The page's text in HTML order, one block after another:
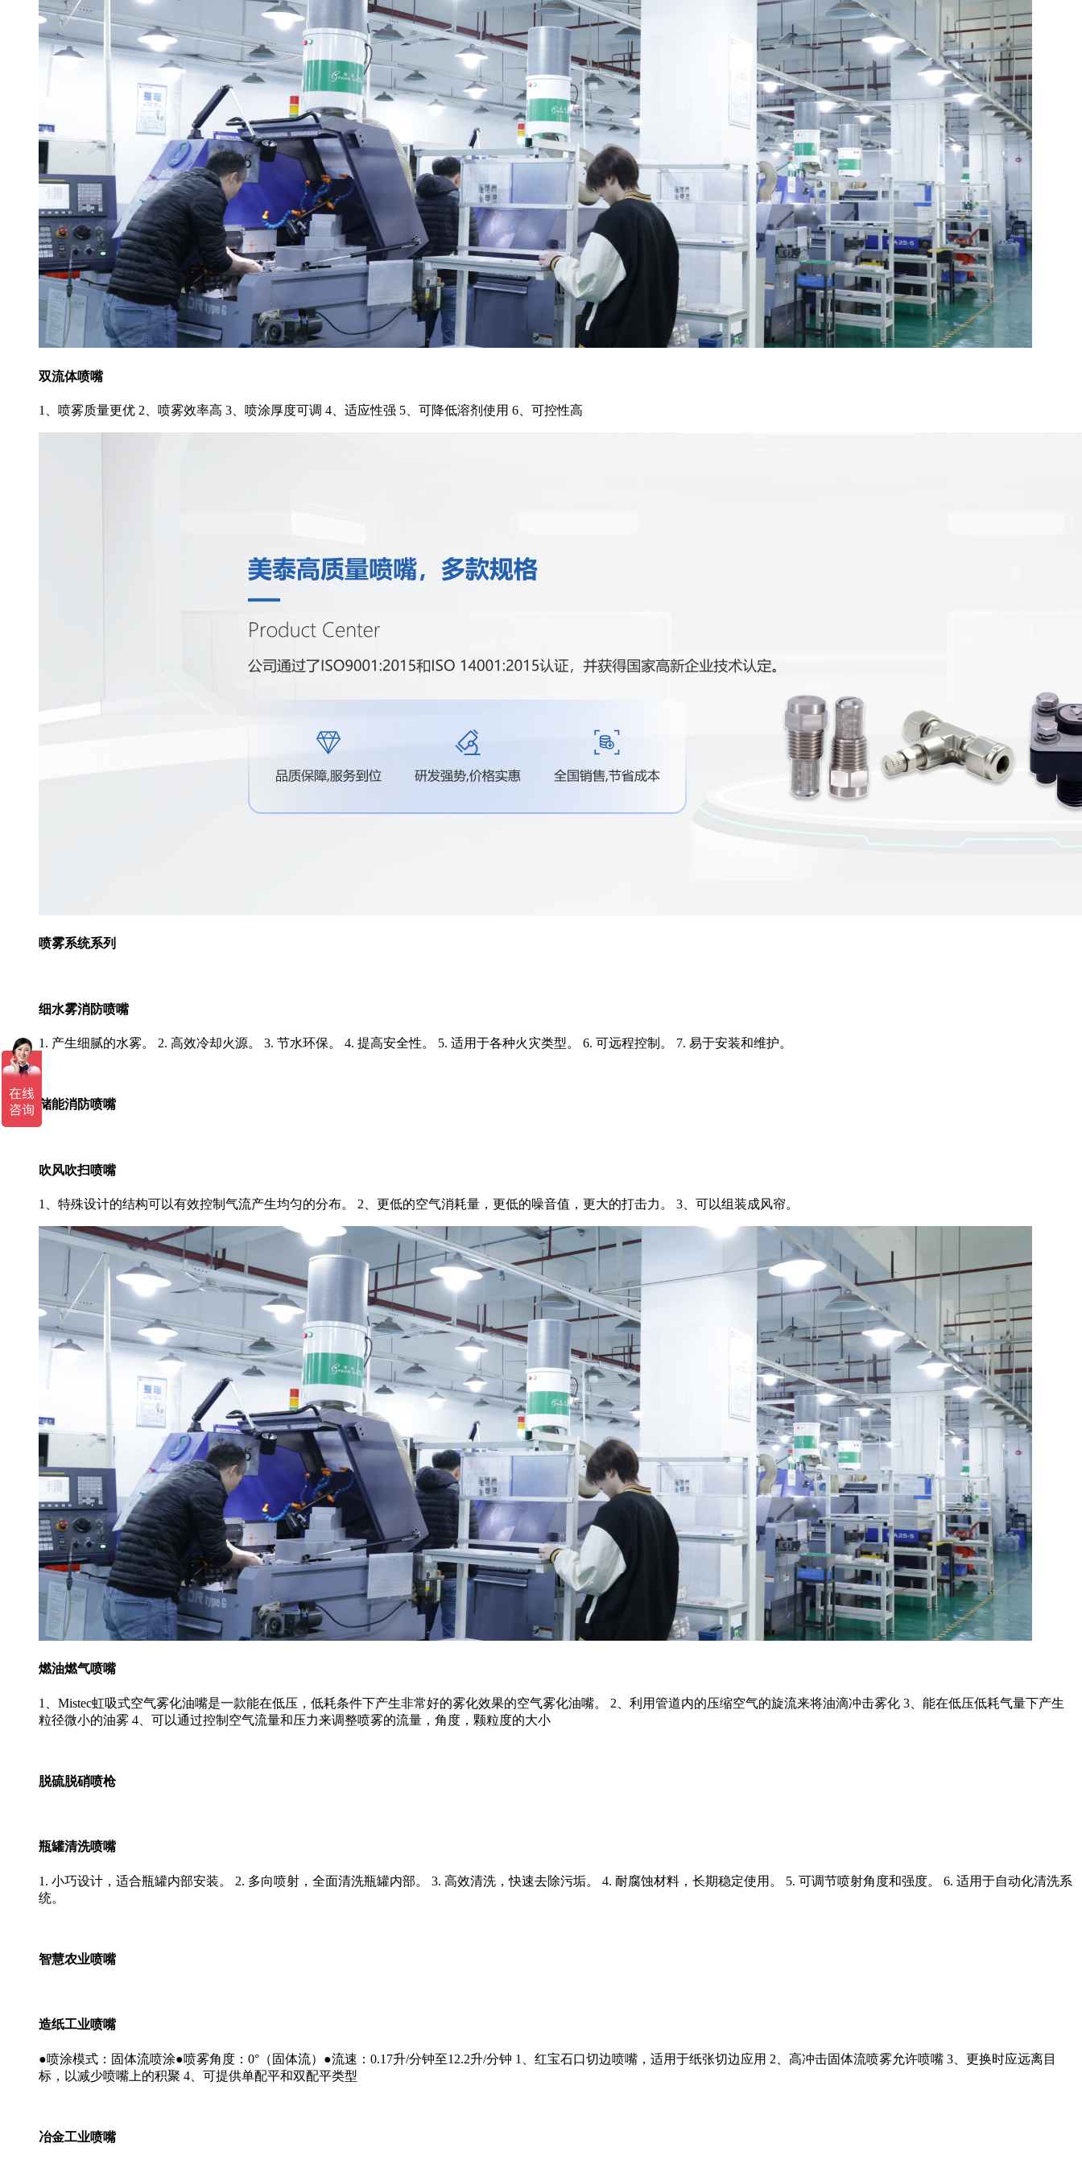
双流体喷嘴
1、喷雾质量更优 2、喷雾效率高 3、喷涂厚度可调 4、适应性强 5、可降低溶剂使用 6、可控性高
喷雾系统系列
细水雾消防喷嘴
1. 产生细腻的水雾。 2. 高效冷却火源。 3. 节水环保。 4. 提高安全性。 5. 适用于各种火灾类型。 6. 可远程控制。 7. 易于安装和维护。
储能消防喷嘴
吹风吹扫喷嘴
1、特殊设计的结构可以有效控制气流产生均匀的分布。 2、更低的空气消耗量，更低的噪音值，更大的打击力。 3、可以组装成风帘。
燃油燃气喷嘴
1、Mistec虹吸式空气雾化油嘴是一款能在低压，低耗条件下产生非常好的雾化效果的空气雾化油嘴。 2、利用管道内的压缩空气的旋流来将油滴冲击雾化 3、能在低压低耗气量下产生
粒径微小的油雾 4、可以通过控制空气流量和压力来调整喷雾的流量，角度，颗粒度的大小
脱硫脱硝喷枪
瓶罐清洗喷嘴
1. 小巧设计，适合瓶罐内部安装。 2. 多向喷射，全面清洗瓶罐内部。 3. 高效清洗，快速去除污垢。 4. 耐腐蚀材料，长期稳定使用。 5. 可调节喷射角度和强度。 6. 适用于自动化清洗系
统。
智慧农业喷嘴
造纸工业喷嘴
●喷涂模式：固体流喷涂●喷雾角度：0°（固体流）●流速：0.17升/分钟至12.2升/分钟 1、红宝石口切边喷嘴，适用于纸张切边应用 2、高冲击固体流喷雾允许喷嘴 3、更换时应远离目
标，以减少喷嘴上的积聚 4、可提供单配平和双配平类型
冶金工业喷嘴